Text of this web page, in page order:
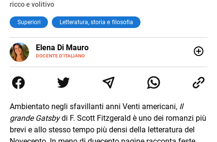
ricco e volitivo
Superiori Letteratura, storia e filosofia
Elena Di Mauro
DOCENTE D'ITALIANO
E-
MAIL
Australia e Asia, maturando inglese, spagnolo e il
desiderio di insegnare. Oggi sono docente di ruolo
cambiamento.
Ambientato negli sfavillanti anni Venti americani, Il
grande Gatsbydi F. Scott Fitzgerald è uno dei romanzi più
brevi e allo stesso tempo più densi della letteratura del